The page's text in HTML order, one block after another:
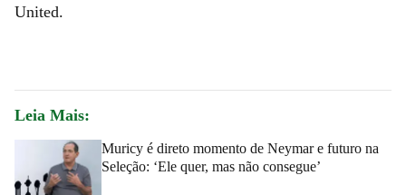
United.
Leia Mais:
Muricy é direto momento de Neymar e futuro na
Seleção: ‘Ele quer, mas não consegue’